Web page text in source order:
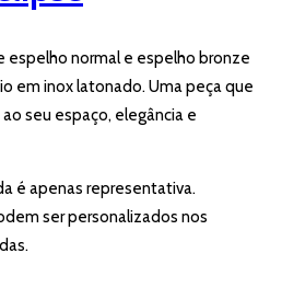
espelho normal e espelho bronze
em inox latonado. Uma peça que
seu espaço, elegância e
é apenas representativa.
ser personalizados nos